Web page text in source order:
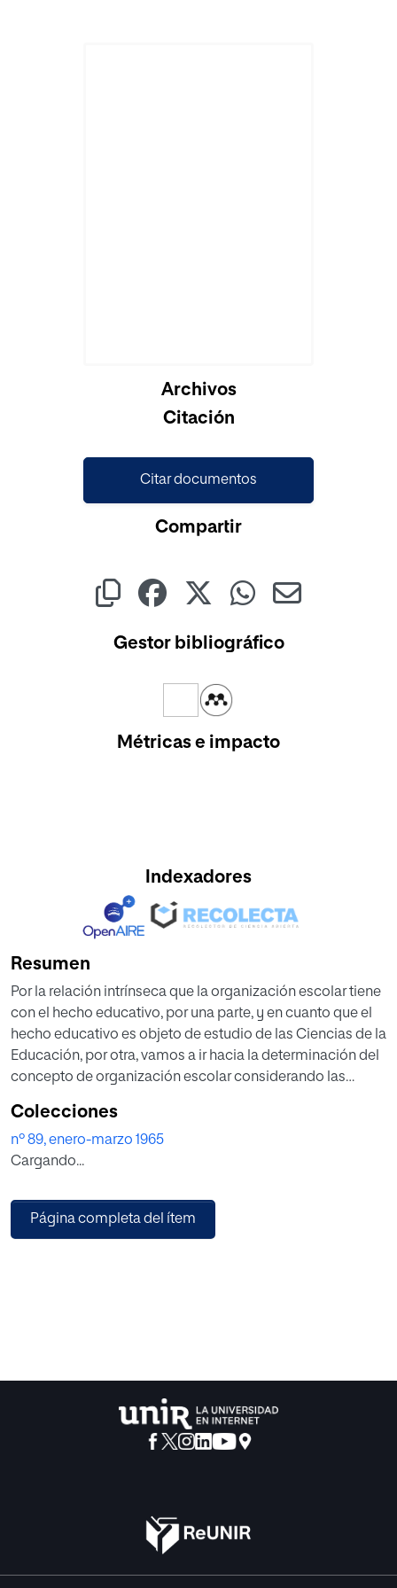
Archivos
Citación
Citar documentos
Compartir
Gestor bibliográfico
Métricas e impacto
Indexadores
Resumen
Por la relación intrínseca que la organización escolar tiene
con el hecho educativo, por una parte, y en cuanto que el
hecho educativo es objeto de estudio de las Ciencias de la
Educación, por otra, vamos a ir hacia la determinación del
concepto de organización escolar considerando las
educativo y las que tiene con las Ciencias de la Educación.
Colecciones
nº 89, enero-marzo 1965
Cargando...
Página completa del ítem